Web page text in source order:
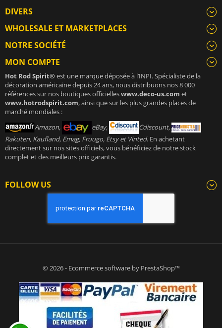
DIVERS
WHOLESALE ET MARKETPLACES
NOTRE SOCIÉTÉ
MON COMPTE
Hot Rod Spirit®est une marque déposée à l’INPI. Spécialiste de la
décoration américaine depuis 24 ans, nous distribuons nos 8 000
références sur nos boutiques officielleswww.deco-us.com et
www.hotrodspirit.com, ainsi que sur les plus grandes places de
marché mondiales :
Amazon,
eBay,
Cdiscount,
Rakuten, Kaufland, Emag, Fruugo, Etsy et Vinted. En achetant
directement sur nos sites officiels, vous bénéficiez de notre stock
complet et des meilleurs prix garantis.
FOLLOW US
© 2026 - Ecommerce software by PrestaShop™